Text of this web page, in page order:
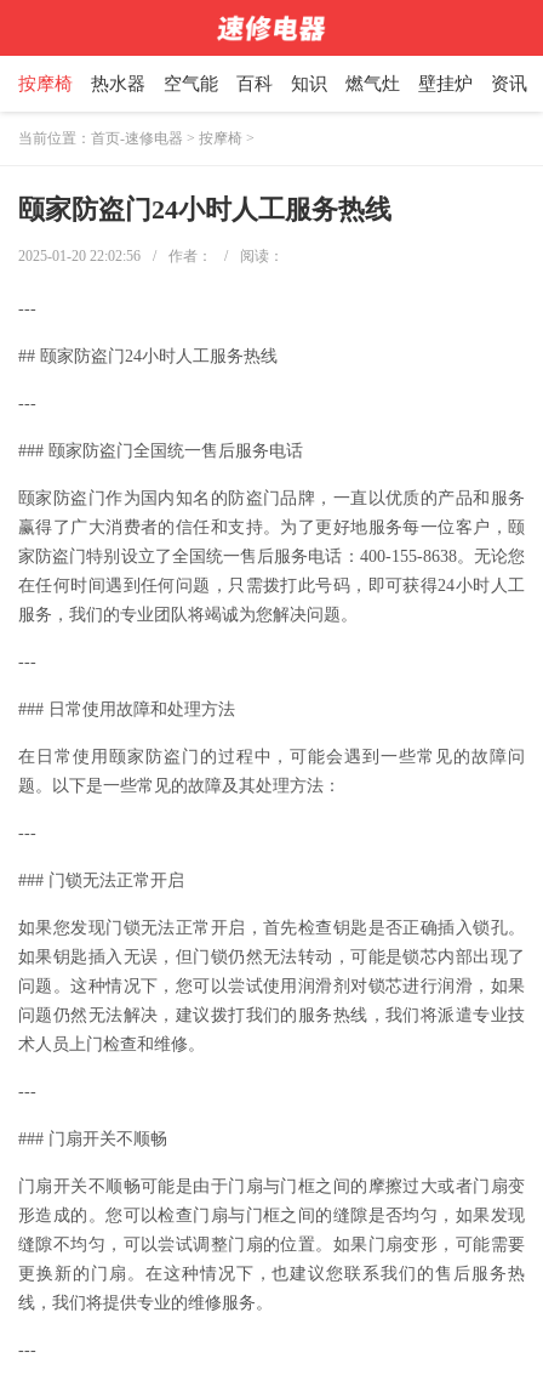
按摩椅 热水器 空气能 百科 知识 燃气灶 壁挂炉 资讯
当前位置： 首页-速修电器 > 按摩椅 >
颐家防盗门24小时人工服务热线
2025-01-20 22:02:56 / 作者： / 阅读：
---
## 颐家防盗门24小时人工服务热线
---
### 颐家防盗门全国统一售后服务电话
颐家防盗门作为国内知名的防盗门品牌，一直以优质的产品和服务
赢得了广大消费者的信任和支持。为了更好地服务每一位客户，颐
家防盗门特别设立了全国统一售后服务电话：400-155-8638。无论您
在任何时间遇到任何问题，只需拨打此号码，即可获得24小时人工
服务，我们的专业团队将竭诚为您解决问题。
---
### 日常使用故障和处理方法
在日常使用颐家防盗门的过程中，可能会遇到一些常见的故障问
题。以下是一些常见的故障及其处理方法：
---
### 门锁无法正常开启
如果您发现门锁无法正常开启，首先检查钥匙是否正确插入锁孔。
如果钥匙插入无误，但门锁仍然无法转动，可能是锁芯内部出现了
问题。这种情况下，您可以尝试使用润滑剂对锁芯进行润滑，如果
问题仍然无法解决，建议拨打我们的服务热线，我们将派遣专业技
术人员上门检查和维修。
---
### 门扇开关不顺畅
门扇开关不顺畅可能是由于门扇与门框之间的摩擦过大或者门扇变
形造成的。您可以检查门扇与门框之间的缝隙是否均匀，如果发现
缝隙不均匀，可以尝试调整门扇的位置。如果门扇变形，可能需要
更换新的门扇。在这种情况下，也建议您联系我们的售后服务热
线，我们将提供专业的维修服务。
---